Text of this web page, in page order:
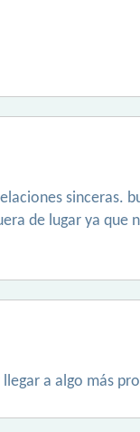
sinceras.
de lugar ya que
a algo más